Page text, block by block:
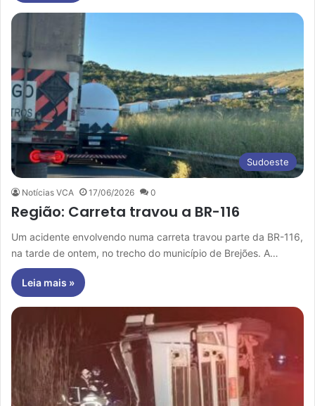
Sudoeste
Notícias VCA 17/06/2026 0
Região: Carreta travou a BR-116
Um acidente envolvendo numa carreta travou parte da BR-116,
na tarde de ontem, no trecho do município de Brejões. A…
Leia mais »